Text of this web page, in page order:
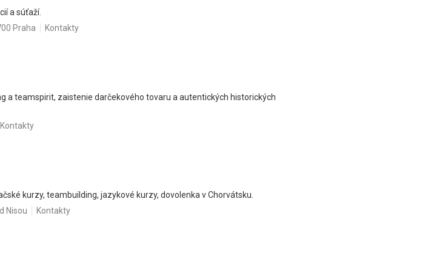
a súťaží.
Praha Kontakty
a teamspirit, zaistenie darčekového tovaru a autentických historických
Kontakty
kurzy, teambuilding, jazykové kurzy, dovolenka v Chorvátsku.
Nisou Kontakty